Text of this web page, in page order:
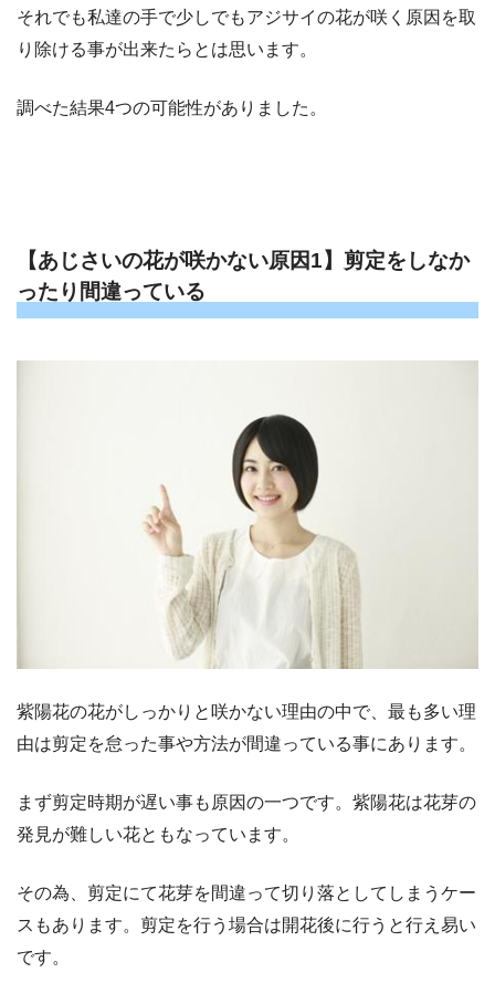
それでも私達の手で少しでもアジサイの花が咲く原因を取
り除ける事が出来たらとは思います。
調べた結果4つの可能性がありました。
【あじさいの花が咲かない原因1】剪定をしなか
ったり間違っている
紫陽花の花がしっかりと咲かない理由の中で、最も多い理
由は剪定を怠った事や方法が間違っている事にあります。
まず剪定時期が遅い事も原因の一つです。紫陽花は花芽の
発見が難しい花ともなっています。
その為、剪定にて花芽を間違って切り落としてしまうケー
スもあります。剪定を行う場合は開花後に行うと行え易い
です。